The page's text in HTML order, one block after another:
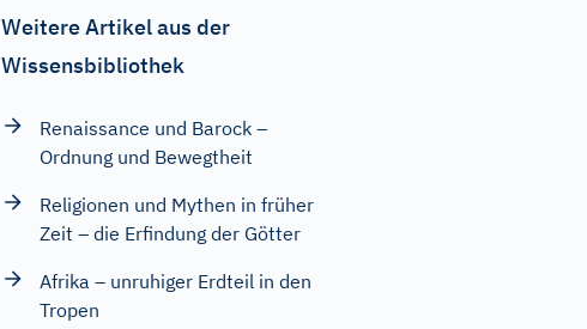
Weitere Artikel aus der
Wissensbibliothek
Renaissance und Barock –
Ordnung und Bewegtheit
Religionen und Mythen in früher
Zeit – die Erfindung der Götter
Afrika – unruhiger Erdteil in den
Tropen